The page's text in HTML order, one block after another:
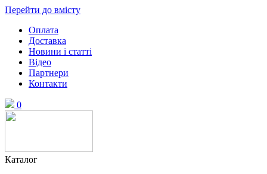
Перейти до вмісту
Оплата
Доставка
Новини і статті
Відео
Партнери
Контакти
0
Каталог